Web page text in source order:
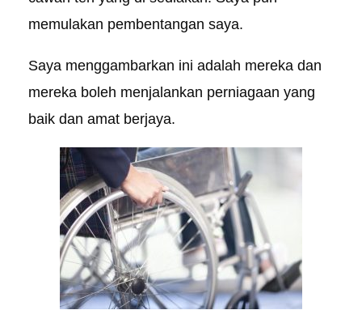
memulakan pembentangan saya.
Saya menggambarkan ini adalah mereka dan
mereka boleh menjalankan perniagaan yang
baik dan amat berjaya.